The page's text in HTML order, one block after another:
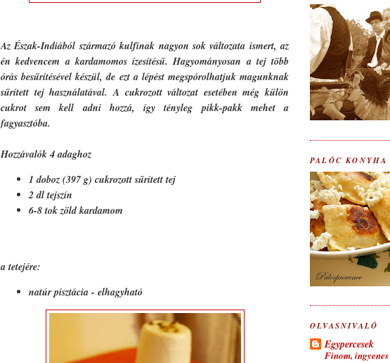
Az Észak-Indiából származó kulfínak nagyon sok változata ismert, az
én kedvencem a kardamomos ízesítésű. Hagyományosan a tej több
órás besűrítésével készül, de ezt a lépést megspórolhatjuk magunknak
sűrített tej használatával. A cukrozott változat esetében még külön
cukrot sem kell adni hozzá, így tényleg pikk-pakk mehet a
fagyasztóba.
Hozzávalók 4 adaghoz
1 doboz (397 g) cukrozott sűrített tej
2 dl tejszín
6-8 tok zöld kardamom
a tetejére:
natúr pisztácia - elhagyható
PALÓC KONYHA
OLVASNIVALÓ
Egypercesek
Finom,